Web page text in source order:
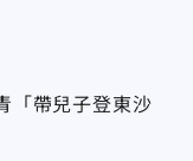
「帶兒子登東沙